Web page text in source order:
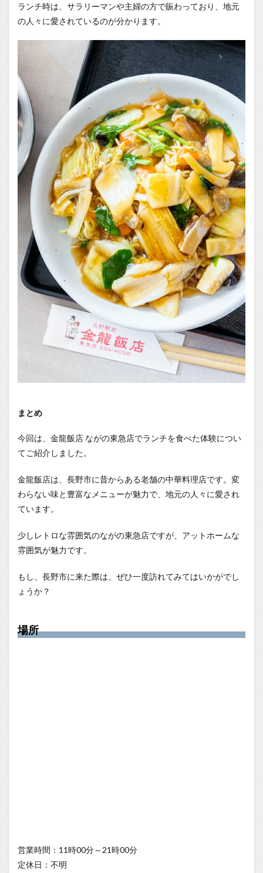
ランチ時は、サラリーマンや主婦の方で賑わっており、地元
の人々に愛されているのが分かります。
まとめ
今回は、金龍飯店 ながの東急店でランチを食べた体験につい
てご紹介しました。
金龍飯店は、長野市に昔からある老舗の中華料理店です。変
わらない味と豊富なメニューが魅力で、地元の人々に愛され
ています。
少しレトロな雰囲気のながの東急店ですが、アットホームな
雰囲気が魅力です。
もし、長野市に来た際は、ぜひ一度訪れてみてはいかがでし
ょうか？
場所
営業時間：11時00分～21時00分
定休日：不明